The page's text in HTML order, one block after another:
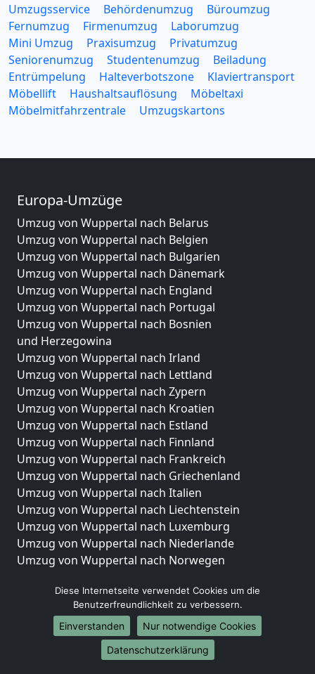
Umzugsservice Behördenumzug
Büroumzug
Fernumzug
Firmenumzug
Laborumzug
Mini Umzug
Praxisumzug
Privatumzug
Seniorenumzug
Studentenumzug
Beiladung
Entrümpelung
Halteverbotszone
Klaviertransport
Möbellift
Haushaltsauflösung
Möbeltaxi
Möbelmitfahrzentrale
Umzugskartons
Europa-Umzüge
Umzug von Wuppertal nach Belarus
Umzug von Wuppertal nach Belgien
Umzug von Wuppertal nach Bulgarien
Umzug von Wuppertal nach Dänemark
Umzug von Wuppertal nach England
Umzug von Wuppertal nach Portugal
Umzug von Wuppertal nach Bosnien
und Herzegowina
Umzug von Wuppertal nach Irland
Umzug von Wuppertal nach Lettland
Umzug von Wuppertal nach Zypern
Umzug von Wuppertal nach Kroatien
Umzug von Wuppertal nach Estland
Umzug von Wuppertal nach Finnland
Umzug von Wuppertal nach Frankreich
Umzug von Wuppertal nach Griechenland
Umzug von Wuppertal nach Italien
Umzug von Wuppertal nach Liechtenstein
Umzug von Wuppertal nach Luxemburg
Umzug von Wuppertal nach Niederlande
Umzug von Wuppertal nach Norwegen
Umzüge-Deutschlandweit
Umzug von Wuppertal nach Berlin
Umzug von Wuppertal nach Hamburg
Umzug von Wuppertal nach München
Umzug von Wuppertal nach Köln
Diese Internetseite verwendet Cookies um die
Benutzerfreundlichkeit zu verbessern.
Einverstanden
Nur notwendige Cookies
Datenschutzerklärung